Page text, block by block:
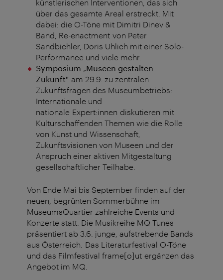
künstlerischen Interventionen, das sich
über das gesamte Areal erstreckt. Mit
dabei: die O-Töne mit Dimitri Dinev &
Band, Re-enactment von Peter
Sandbichler, Doris Uhlich mit einer Solo-
Performance und viele mehr.
Symposium „Museen gestalten
Zukunft" am 29.9. zu zentralen
Zukunftsfragen des Museumbetriebs:
Internationale und
nationale Expert:innen diskutieren mit
Kulturschaffenden Themen wie die Rolle
von Kunst und Wissenschaft,
Zukunftsvisionen von Museen und der
Anspruch einer aktiven Mitgestaltung
gesellschaftlicher Teilhabe.
Von Ende Mai bis September finden auf der
neuen, begrünten Sommerbühne im
MuseumsQuartier zahlreiche Events und
Konzerte statt. Die Musikreihe MQ Tunes
präsentiert ab 3.6. junge, aufstrebende Bands
aus Österreich. Das Literaturfestival O-Töne
und das Filmfestival frame[o]ut ergänzen das
Angebot im MQ.